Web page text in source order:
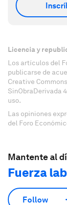
Licencia y
Los artículos del
publicarse de
Creative
SinObraDerivada
uso.
Las opiniones
del Foro
Mantente al
Fuerza
Follow